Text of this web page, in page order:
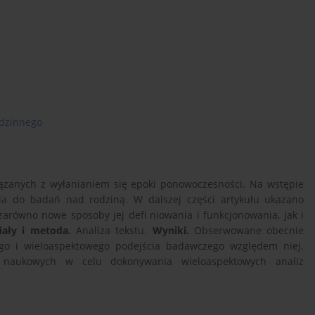
z wyłanianiem się epoki ponowoczesności. Na wstępie
do badań nad rodziną. W dalszej części artykułu ukazano
nowe sposoby jej defi niowania i funkcjonowania, jak i
i metoda. Analiza tekstu. Wyniki. Obserwowane obecnie
i wieloaspektowego podejścia badawczego względem niej.
w celu dokonywania wieloaspektowych analiz